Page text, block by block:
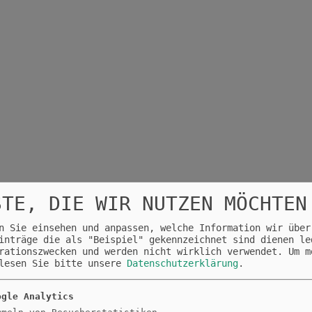
→ FACEBOOK
DIE WIR NUTZEN MÖCHTEN
Sie einsehen und anpassen, welche Information wir
die als "Beispiel" gekennzeichnet sind dienen
und werden nicht wirklich verwendet.
Um
Sie bitte unsere Datenschutzerklärung.
Analytics